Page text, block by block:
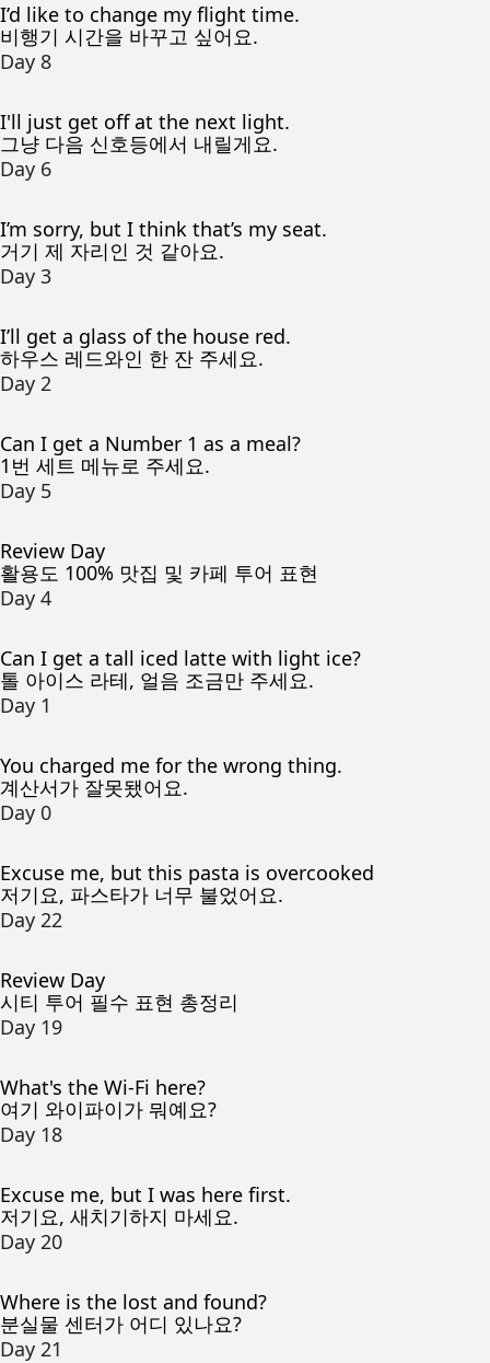
I’d like to change my flight time.
비행기 시간을 바꾸고 싶어요.
Day 8
I'll just get off at the next light.
그냥 다음 신호등에서 내릴게요.
Day 6
I’m sorry, but I think that’s my seat.
거기 제 자리인 것 같아요.
Day 3
I’ll get a glass of the house red.
하우스 레드와인 한 잔 주세요.
Day 2
Can I get a Number 1 as a meal?
1번 세트 메뉴로 주세요.
Day 5
Review Day
활용도 100% 맛집 및 카페 투어 표현
Day 4
Can I get a tall iced latte with light ice?
톨 아이스 라테, 얼음 조금만 주세요.
Day 1
You charged me for the wrong thing.
계산서가 잘못됐어요.
Day 0
Excuse me, but this pasta is overcooked
저기요, 파스타가 너무 불었어요.
Day 22
Review Day
시티 투어 필수 표현 총정리
Day 19
What's the Wi-Fi here?
여기 와이파이가 뭐예요?
Day 18
Excuse me, but I was here first.
저기요, 새치기하지 마세요.
Day 20
Where is the lost and found?
분실물 센터가 어디 있나요?
Day 21